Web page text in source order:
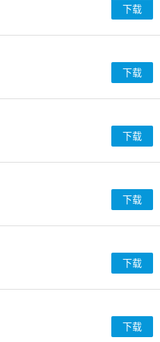
下载
下载
下载
下载
下载
下载